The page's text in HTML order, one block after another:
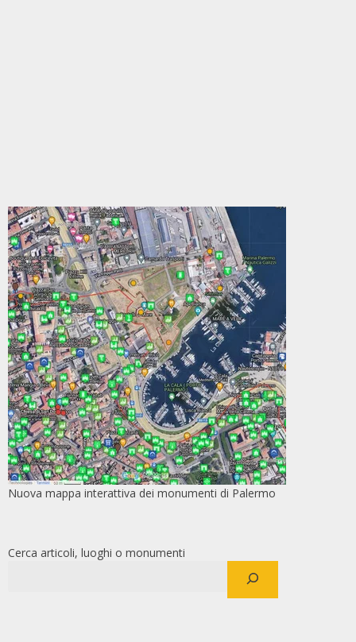
Nuova mappa interattiva dei monumenti di Palermo
Cerca articoli, luoghi o monumenti